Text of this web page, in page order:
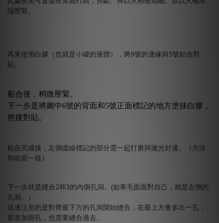
端壓緊。
再來使用白膠（也就是小罐的液體），將9號的邊緣與5號粘合對
貼。
黏合後，稍微壓緊。
下一步是將圖中6號的背面和5號正面標記的地方塗抹白膠，
然後對貼。
粘合完成後，左側虛線標記的部分需一起打磨與拋光封邊。（方法
和前面一樣）
下一步就是縫合2和3的內側孔洞。(如果毛面面對自己，就是左側的
孔洞。）
這邊注意的是對齊最下方的孔洞開始縫合，在最上方會多出一孔，
那是加固孔，也需要縫合過去。